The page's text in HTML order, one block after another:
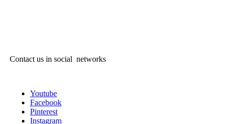
Contact us in social networks
Youtube
Facebook
Pinterest
Instagram